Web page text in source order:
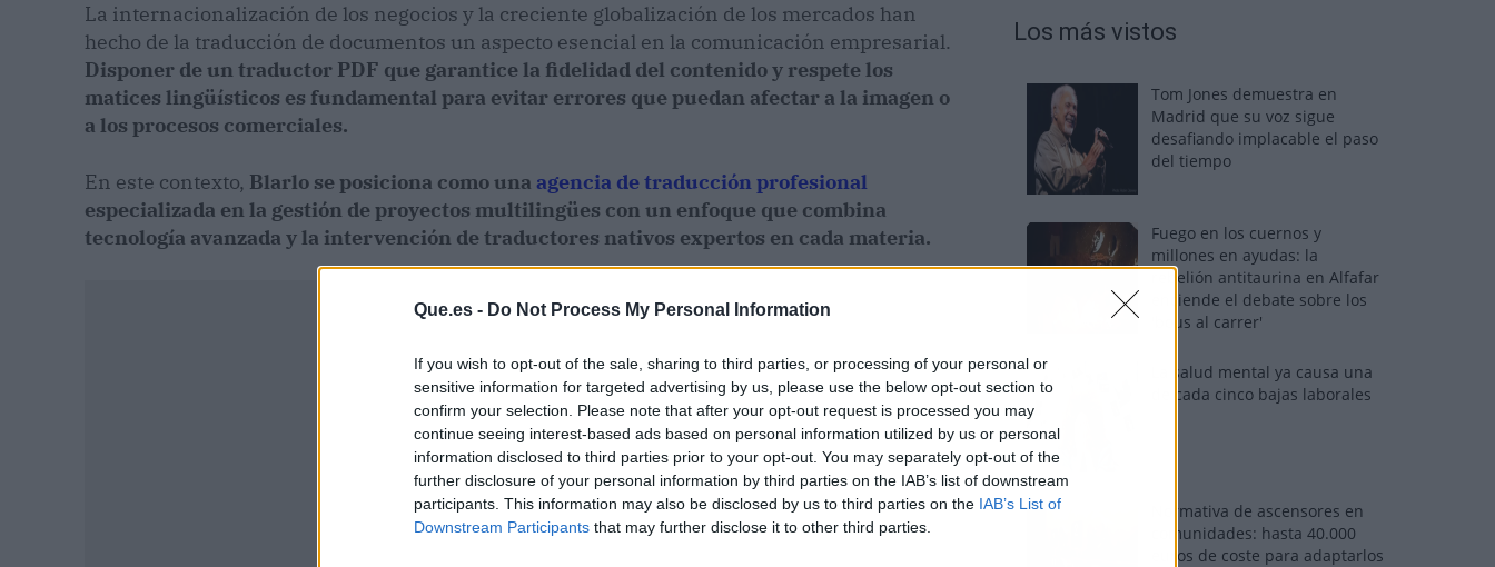
Que.es - Do Not Process My Personal Information
If you wish to opt-out of the sale, sharing to third parties, or processing of your personal or
sensitive information for targeted advertising by us, please use the below opt-out section to
confirm your selection. Please note that after your opt-out request is processed you may
continue seeing interest-based ads based on personal information utilized by us or personal
information disclosed to third parties prior to your opt-out. You may separately opt-out of the
further disclosure of your personal information by third parties on the IAB’s list of downstream
participants. This information may also be disclosed by us to third parties on the IAB’s List of
Downstream Participants that may further disclose it to other third parties.
La internacionalización de los negocios y la creciente globalización de los mercados han
hecho de la traducción de documentos un aspecto esencial en la comunicación empresarial.
Disponer de un traductor PDF que garantice la fidelidad del contenido y respete los
matices lingüísticos es fundamental para evitar errores que puedan afectar a la imagen o
a los procesos comerciales.
En este contexto, Blarlo se posiciona como una agencia de traducción profesional
especializada en la gestión de proyectos multilingües con un enfoque que combina
tecnología avanzada y la intervención de traductores nativos expertos en cada materia.
Los más vistos
Tom Jones demuestra en
Madrid que su voz sigue
desafiando implacable el paso
del tiempo
Fuego en los cuernos y
millones en ayudas: la
rebelión antitaurina en Alfafar
enciende el debate sobre los
'bous al carrer'
La salud mental ya causa una
de cada cinco bajas laborales
Normativa de ascensores en
comunidades: hasta 40.000
euros de coste para adaptarlos